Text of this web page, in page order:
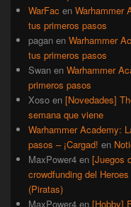
WarFac en Warhammer
tus primeros pasos
pagan en Warhammer
tus primeros pasos
Swan en Warhammer
primeros pasos
Xoso en [Novedades]
semana que viene
Warhammer Academy:
pasos – ¡Cargad! en
MaxPower4 en [Juegos
crowdfunding del
(Piratas)
MaxPower4 en [Hobby]